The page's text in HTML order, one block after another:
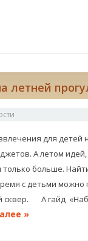
летней
для детей
А летом
только больше.
с детьми можно
сквер. А гайд
»